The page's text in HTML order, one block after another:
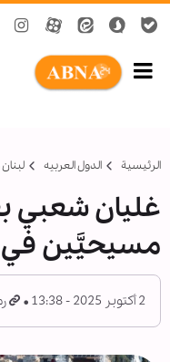
الرئيسية الدول العربیه
غليان شعبي
مسيحيَّين
2 أكتوبر 2025 - 13:38